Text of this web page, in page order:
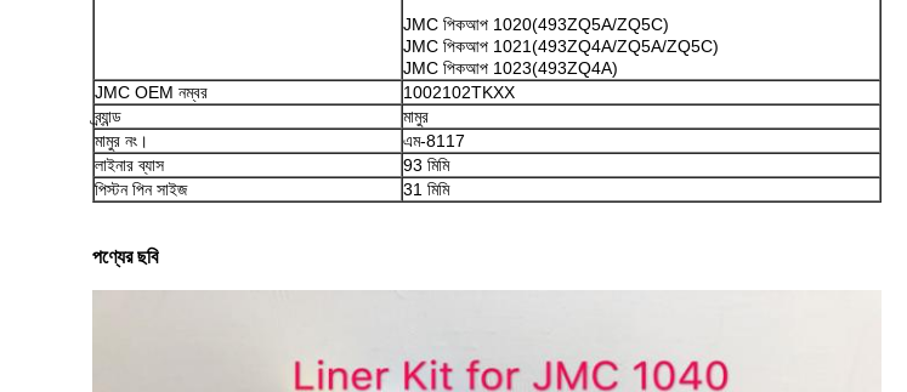
JMC পিকআপ 1020(493ZQ5A/ZQ5C)
JMC পিকআপ 1021(493ZQ4A/ZQ5A/ZQ5C)
JMC পিকআপ 1023(493ZQ4A)
JMC OEM নম্বর
1002102TKXX
ব্র্যান্ড
মামুর
মামুর নং।
এম-8117
লাইনার ব্যাস
93 মিমি
পিস্টন পিন সাইজ
31 মিমি
পণ্যের ছবি